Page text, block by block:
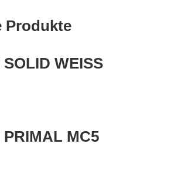
Produkte
WEISS
PRIMAL MC5